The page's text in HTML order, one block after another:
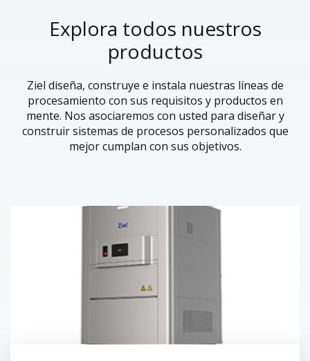
Explora todos nuestros
productos
Ziel diseña, construye e instala nuestras líneas de
procesamiento con sus requisitos y productos en
mente. Nos asociaremos con usted para diseñar y
construir sistemas de procesos personalizados que
mejor cumplan con sus objetivos.